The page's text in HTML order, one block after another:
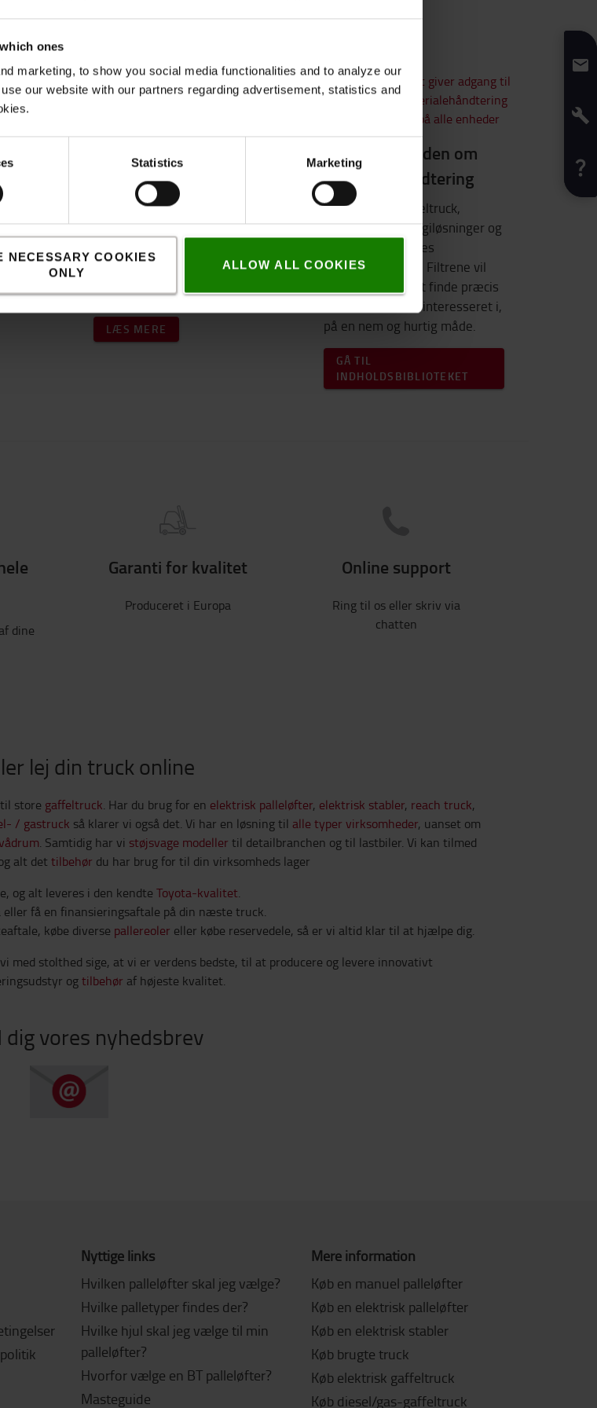
ones
marketing, to show you social media functionalities and to analyze our
our website with our partners regarding advertisement, statistics and
Statistics Marketing
NECESSARY COOKIES
ONLY
ALLOW ALL COOKIES
for
SBTi validerer TMHE's
Europe er glade for at kunne
har netop defineret sinplan
mod at nå Net Zero inden
FY2041 - ti år før sin ejer
Toyota Industries Corporation.
LÆS MERE
Din kilde til viden om
materialehåndtering
Få viden om gaffeltruck,
automation, energiløsninger og
meget mere i vores
indholdsbibliotek. Filtrene vil
hjælpe dig med at finde præcis
det indhold du er interesseret i,
på en nem og hurtig måde.
GÅ TIL
INDHOLDSBIBLIOTEKET
dine
Garanti for kvalitet
Produceret i Europa
Online support
Ring til os eller skriv via
chatten
lej din truck online
til store gaffeltruck. Har du brug for en elektrisk palleløfter, elektrisk stabler, reach truck,
/ gastruck så klarer vi også det. Vi har en løsning til alle typer virksomheder, uanset om
. Samtidig har vi støjsvage modeller til detailbranchen og til lastbiler. Vi kan tilmed
alt det tilbehør du har brug for til din virksomheds lager
og alt leveres i den kendte Toyota-kvalitet.
få en finansieringsaftale på din næste truck.
købe diverse pallereoler eller købe reservedele, så er vi altid klar til at hjælpe dig.
med stolthed sige, at vi er verdens bedste, til at producere og levere innovativt
ogtilbehør af højeste kvalitet.
dig vores nyhedsbrev
Nyttige links
Hvilken palleløfter skal jeg vælge?
Hvilke palletyper findes der?
Hvilke hjul skal jeg vælge til min
palleløfter?
Hvorfor vælge en BT palleløfter?
Masteguide
Mere information
Køb en manuel palleløfter
Køb en elektrisk palleløfter
Køb en elektrisk stabler
Køb brugte truck
Køb elektrisk gaffeltruck
Køb diesel/gas-gaffeltruck